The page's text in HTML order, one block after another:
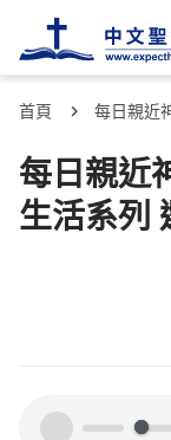
首頁 每日親近
每日親近
生活系列
00:00